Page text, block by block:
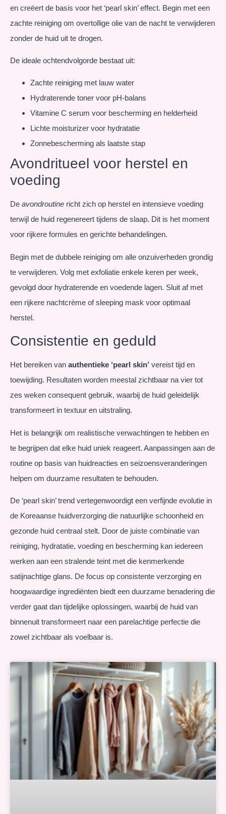
en creëert de basis voor het ‘pearl skin’ effect. Begin met een
zachte reiniging om overtollige olie van de nacht te verwijderen
zonder de huid uit te drogen.
De ideale ochtendvolgorde bestaat uit:
Zachte reiniging met lauw water
Hydraterende toner voor pH-balans
Vitamine C serum voor bescherming en helderheid
Lichte moisturizer voor hydratatie
Zonnebescherming als laatste stap
Avondritueel voor herstel en
voeding
De avondroutine richt zich op herstel en intensieve voeding
terwijl de huid regenereert tijdens de slaap. Dit is het moment
voor rijkere formules en gerichte behandelingen.
Begin met de dubbele reiniging om alle onzuiverheden grondig
te verwijderen. Volg met exfoliatie enkele keren per week,
gevolgd door hydraterende en voedende lagen. Sluit af met
een rijkere nachtcrème of sleeping mask voor optimaal
herstel.
Consistentie en geduld
Het bereiken van authentieke ‘pearl skin’ vereist tijd en
toewijding. Resultaten worden meestal zichtbaar na vier tot
zes weken consequent gebruik, waarbij de huid geleidelijk
transformeert in textuur en uitstraling.
Het is belangrijk om realistische verwachtingen te hebben en
te begrijpen dat elke huid uniek reageert. Aanpassingen aan de
routine op basis van huidreacties en seizoensveranderingen
helpen om duurzame resultaten te behouden.
De ‘pearl skin’ trend vertegenwoordigt een verfijnde evolutie in
de Koreaanse huidverzorging die natuurlijke schoonheid en
gezonde huid centraal stelt. Door de juiste combinatie van
reiniging, hydratatie, voeding en bescherming kan iedereen
werken aan een stralende teint met die kenmerkende
satijnachtige glans. De focus op consistente verzorging en
hoogwaardige ingrediënten biedt een duurzame benadering die
verder gaat dan tijdelijke oplossingen, waarbij de huid van
binnenuit transformeert naar een parelachtige perfectie die
zowel zichtbaar als voelbaar is.